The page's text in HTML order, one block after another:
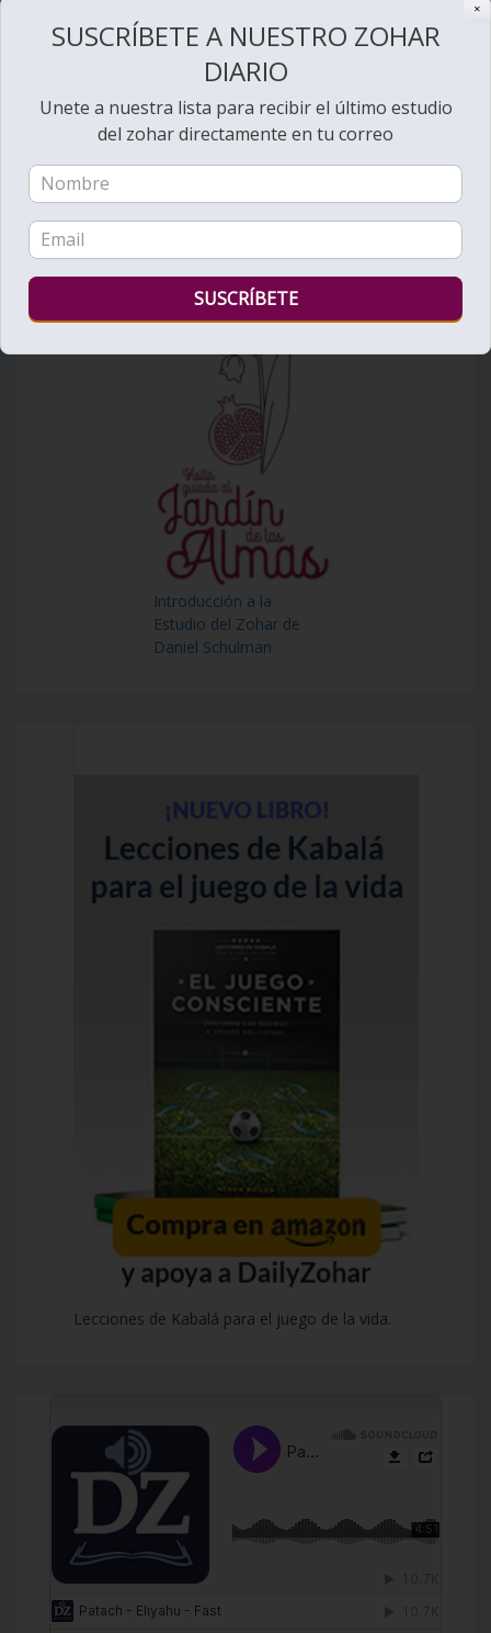
Bienvenido al Zohar
Introducción a la
Estudio del Zohar de
Daniel Schulman
Lecciones de Kabalá para el juego de la vida.
✕
SUSCRÍBETE A NUESTRO ZOHAR
DIARIO
Unete a nuestra lista para recibir el último estudio
del zohar directamente en tu correo